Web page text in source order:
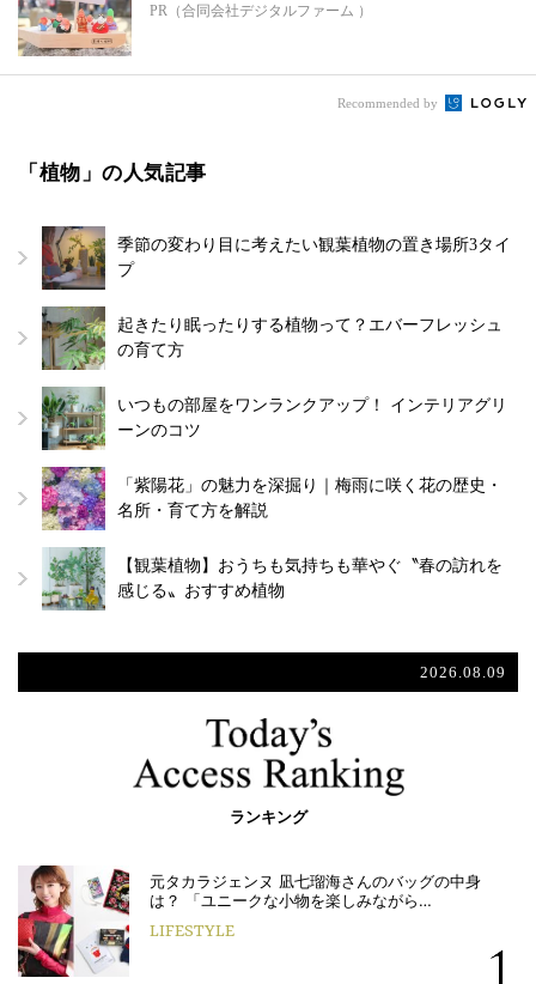
PR（合同会社デジタルファーム ）
Recommended by
「植物」の人気記事
季節の変わり目に考えたい観葉植物の置き場所3タイ
プ
起きたり眠ったりする植物って？エバーフレッシュ
の育て方
いつもの部屋をワンランクアップ！ インテリアグリ
ーンのコツ
「紫陽花」の魅力を深掘り｜梅雨に咲く花の歴史・
名所・育て方を解説
【観葉植物】おうちも気持ちも華やぐ〝春の訪れを
感じる〟おすすめ植物
2026.08.09
ランキング
元タカラジェンヌ 凪七瑠海さんのバッグの中身
は？ 「ユニークな小物を楽しみながら…
LIFESTYLE